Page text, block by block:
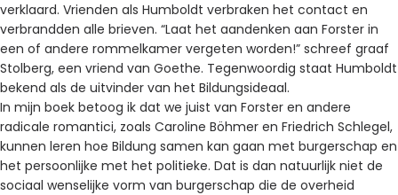
verklaard. Vrienden als Humboldt verbraken het contact en
verbrandden alle brieven. “Laat het aandenken aan Forster in
een of andere rommelkamer vergeten worden!” schreef graaf
Stolberg, een vriend van Goethe. Tegenwoordig staat Humboldt
bekend als de uitvinder van het Bildungsideaal.
In mijn boek betoog ik dat we juist van Forster en andere
radicale romantici, zoals Caroline Böhmer en Friedrich Schlegel,
kunnen leren hoe Bildung samen kan gaan met burgerschap en
het persoonlijke met het politieke. Dat is dan natuurlijk niet de
sociaal wenselijke vorm van burgerschap die de overheid